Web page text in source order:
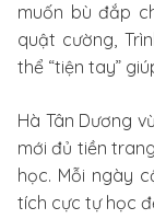
muốn bù đắp
quật cường,
thể “tiện tay”
Hà Tân Dương
mới đủ tiền
học. Mỗi ngày
tích cực tự học